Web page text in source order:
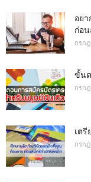
อยา
ก่อ
กรก
ขั้น
กรก
เต
กรก